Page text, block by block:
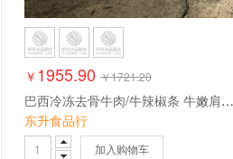
￥ 1955.90 ￥1721.20
巴西冷冻去骨牛肉/牛辣椒条 牛嫩肩肉 抄码≤30kg
东升食品行
加入购物车